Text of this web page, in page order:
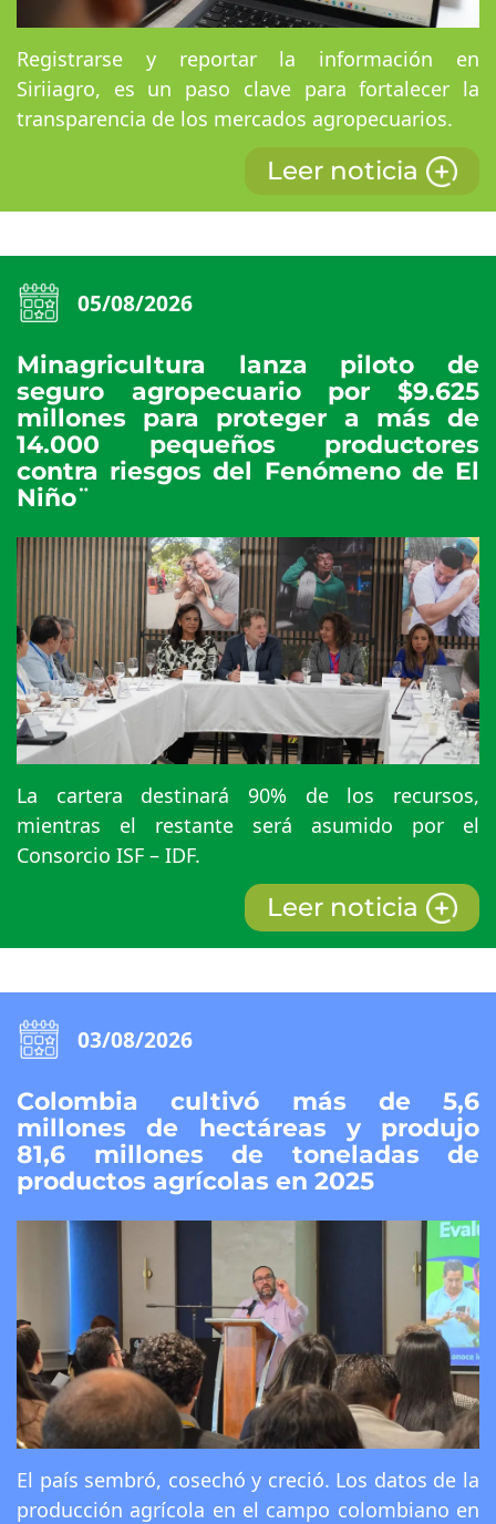
Registrarse y reportar la información en
Siriiagro, es un paso clave para fortalecer la
transparencia de los mercados agropecuarios.
Leer noticia
05/08/2026
Minagricultura lanza piloto de
seguro agropecuario por $9.625
millones para proteger a más de
14.000 pequeños productores
contra riesgos del Fenómeno de El
Niño¨
La cartera destinará 90% de los recursos,
mientras el restante será asumido por el
Consorcio ISF – IDF.
Leer noticia
03/08/2026
Colombia cultivó más de 5,6
millones de hectáreas y produjo
81,6 millones de toneladas de
productos agrícolas en 2025
El país sembró, cosechó y creció. Los datos de la
producción agrícola en el campo colombiano en